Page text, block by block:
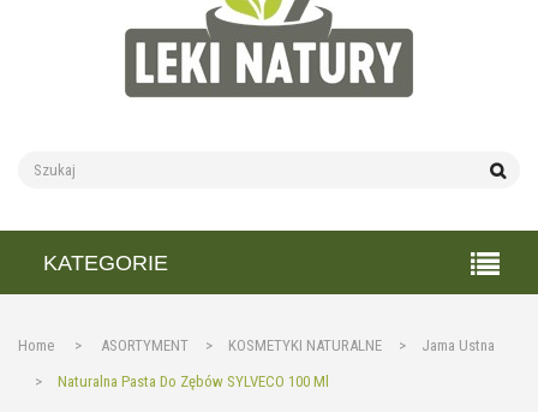
KATEGORIE
Home > ASORTYMENT > KOSMETYKI NATURALNE >
Jama Ustna
>
Naturalna Pasta Do Zębów SYLVECO 100 Ml